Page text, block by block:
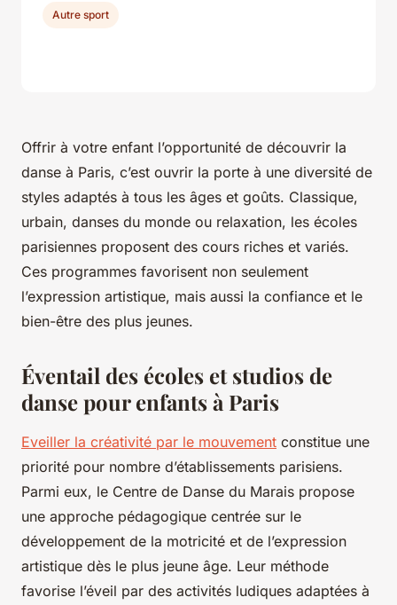
Offrir à votre enfant l’opportunité de découvrir la
danse à Paris, c’est ouvrir la porte à une diversité de
styles adaptés à tous les âges et goûts. Classique,
urbain, danses du monde ou relaxation, les écoles
parisiennes proposent des cours riches et variés.
Ces programmes favorisent non seulement
l’expression artistique, mais aussi la confiance et le
bien-être des plus jeunes.
Éventail des écoles et studios de
danse pour enfants à Paris
Eveiller la créativité par le mouvement constitue une
priorité pour nombre d’établissements parisiens.
Parmi eux, le Centre de Danse du Marais propose
une approche pédagogique centrée sur le
développement de la motricité et de l’expression
artistique dès le plus jeune âge. Leur méthode
favorise l’éveil par des activités ludiques adaptées à
Autre sport